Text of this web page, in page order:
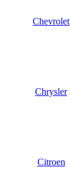
Chevrolet
Chrysler
Citroen